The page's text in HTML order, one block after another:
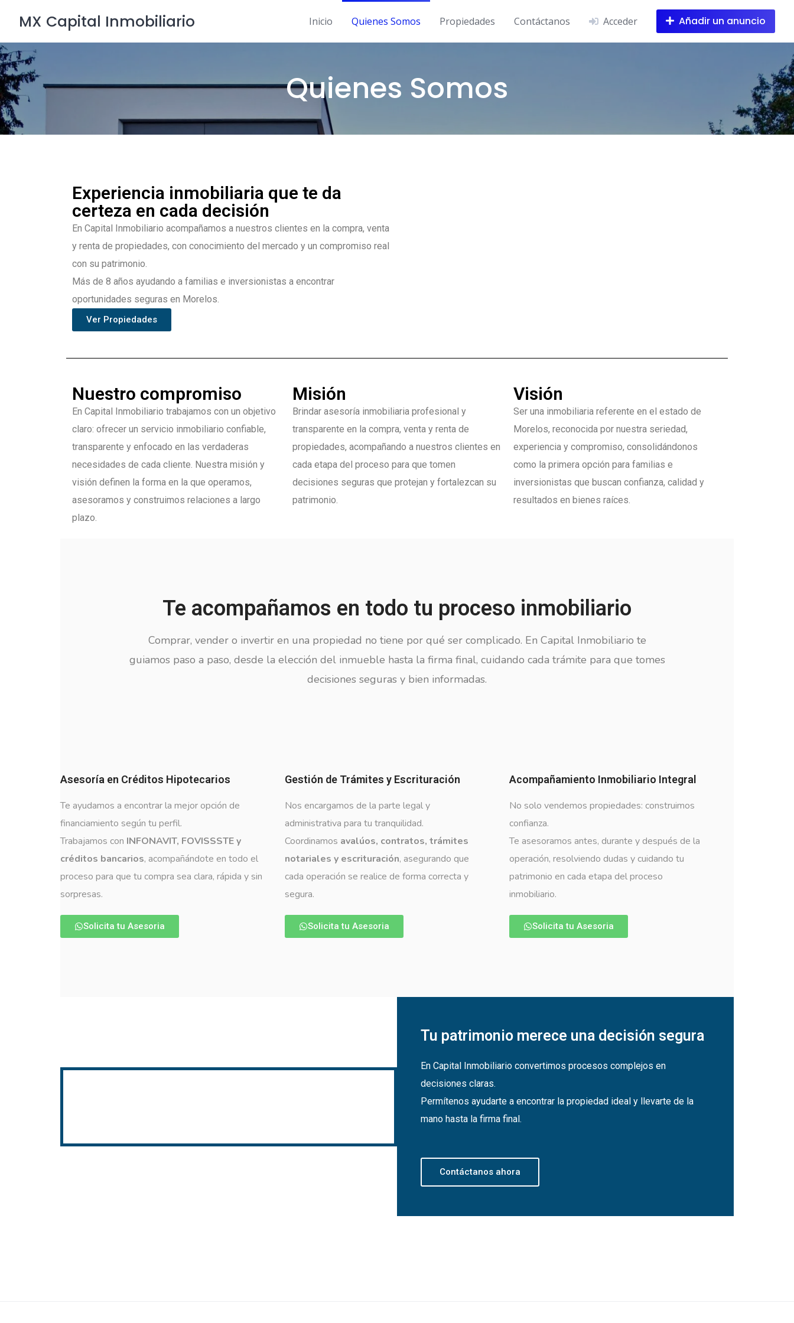
MX Capital Inmobiliario Inicio Quienes Somos Propiedades Contáctanos Acceder Añadir un anuncio
Quienes Somos
Experiencia inmobiliaria que te da
certeza en cada decisión
En Capital Inmobiliario acompañamos a nuestros clientes en la compra, venta
y renta de propiedades, con conocimiento del mercado y un compromiso real
con su patrimonio.
Más de 8 años ayudando a familias e inversionistas a encontrar
oportunidades seguras en Morelos.
Ver Propiedades
Nuestro compromiso
En Capital Inmobiliario trabajamos con un objetivo
claro: ofrecer un servicio inmobiliario confiable,
transparente y enfocado en las verdaderas
necesidades de cada cliente. Nuestra misión y
visión definen la forma en la que operamos,
asesoramos y construimos relaciones a largo
plazo.
Misión
Brindar asesoría inmobiliaria profesional y
transparente en la compra, venta y renta de
propiedades, acompañando a nuestros clientes en
cada etapa del proceso para que tomen
decisiones seguras que protejan y fortalezcan su
patrimonio.
Visión
Ser una inmobiliaria referente en el estado de
Morelos, reconocida por nuestra seriedad,
experiencia y compromiso, consolidándonos
como la primera opción para familias e
inversionistas que buscan confianza, calidad y
resultados en bienes raíces.
Te acompañamos en todo tu proceso inmobiliario
Comprar, vender o invertir en una propiedad no tiene por qué ser complicado. En Capital Inmobiliario te
guiamos paso a paso, desde la elección del inmueble hasta la firma final, cuidando cada trámite para que tomes
decisiones seguras y bien informadas.
Asesoría en Créditos Hipotecarios
Te ayudamos a encontrar la mejor opción de
financiamiento según tu perfil.
Trabajamos con INFONAVIT, FOVISSSTE y
créditos bancarios, acompañándote en todo el
proceso para que tu compra sea clara, rápida y sin
sorpresas.
Solicita tu Asesoria
Gestión de Trámites y Escrituración
Nos encargamos de la parte legal y
administrativa para tu tranquilidad.
Coordinamos avalúos, contratos, trámites
notariales y escrituración, asegurando que
cada operación se realice de forma correcta y
segura.
Solicita tu Asesoria
Acompañamiento Inmobiliario Integral
No solo vendemos propiedades: construimos
confianza.
Te asesoramos antes, durante y después de la
operación, resolviendo dudas y cuidando tu
patrimonio en cada etapa del proceso
inmobiliario.
Solicita tu Asesoria
Tu patrimonio merece una decisión segura
En Capital Inmobiliario convertimos procesos complejos en
decisiones claras.
Permítenos ayudarte a encontrar la propiedad ideal y llevarte de la
mano hasta la firma final.
Contáctanos ahora